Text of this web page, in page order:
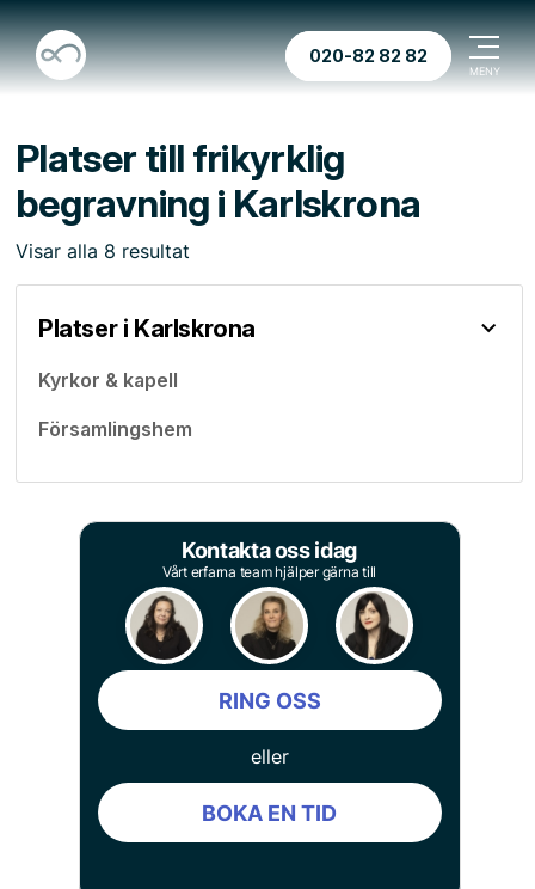
020-82 82 82
Platser till frikyrklig
begravning i Karlskrona
Visar alla 8 resultat
Platser i Karlskrona
Kyrkor & kapell
Församlingshem
Kontakta oss idag
Vårt erfarna team hjälper gärna till
RING OSS
eller
BOKA EN TID